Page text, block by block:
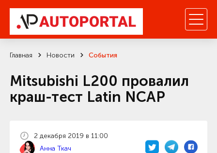
Главная Новости События
Mitsubishi L200 провалил
краш-тест Latin NCAP
2 декабря 2019 в 11:00
Анна Ткач